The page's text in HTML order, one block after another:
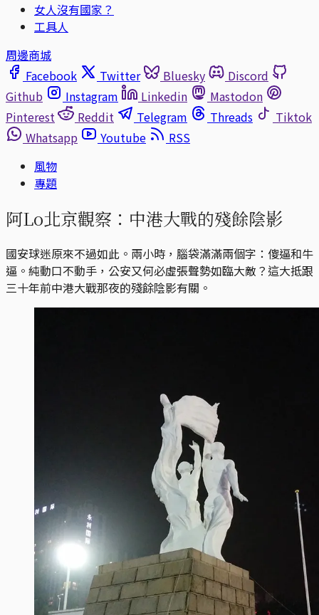
女人沒有國家？
工具人
周邊商城
Facebook
Twitter Bluesky
Discord
Github
Instagram Linkedin
Mastodon
Pinterest
Reddit Telegram Threads
Tiktok
Whatsapp
Youtube
RSS
風物
專題
阿Lo北京觀察：中港大戰的殘餘陰影
國安球迷原來不過如此。兩小時，腦袋滿滿兩個字：傻逼和牛
逼。純動口不動手，公安又何必虛張聲勢如臨大敵？這大抵跟
三十年前中港大戰那夜的殘餘陰影有關。